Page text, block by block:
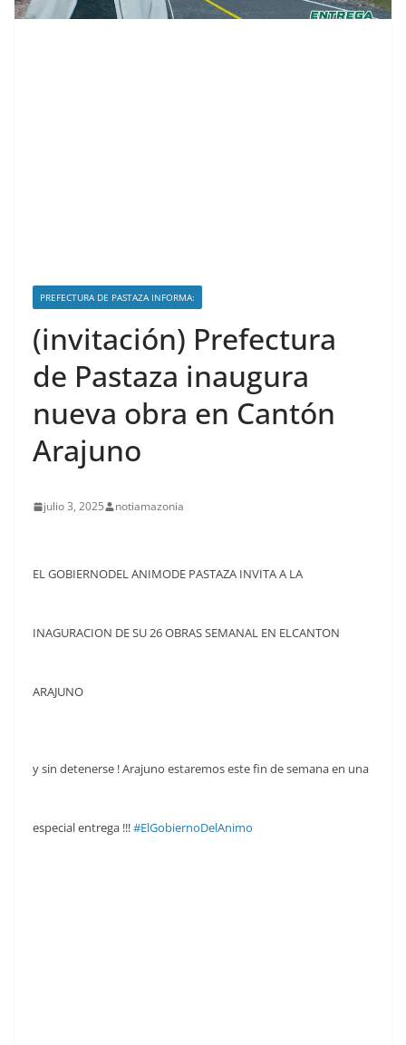
PREFECTURA DE PASTAZA INFORMA:
(invitación) Prefectura
de Pastaza inaugura
nueva obra en Cantón
Arajuno
julio 3, 2025 notiamazonia
EL GOBIERNODEL ANIMODE PASTAZA INVITA A LA
INAGURACION DE SU 26 OBRAS SEMANAL EN ELCANTON
ARAJUNO
y sin detenerse ! Arajuno estaremos este fin de semana en una
especial entrega !!!#ElGobiernoDelAnimo